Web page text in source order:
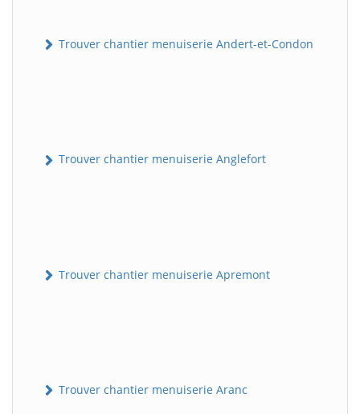
Trouver chantier menuiserie Andert-et-Condon
Trouver chantier menuiserie Anglefort
Trouver chantier menuiserie Apremont
Trouver chantier menuiserie Aranc